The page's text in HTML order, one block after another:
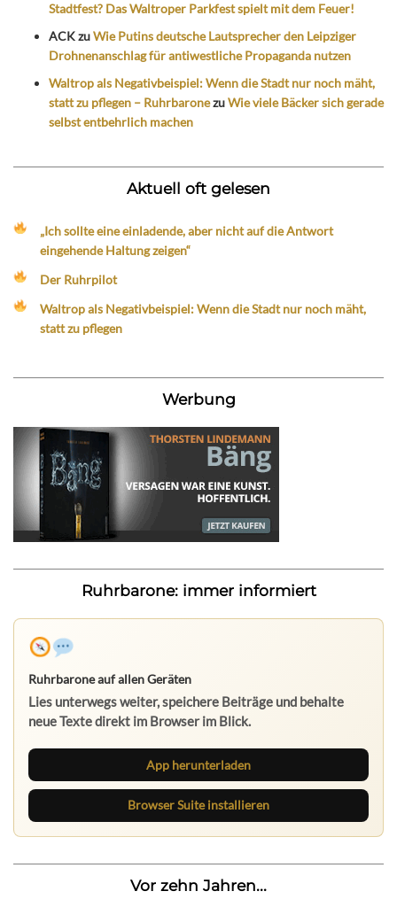
Stadtfest? Das Waltroper Parkfest spielt mit dem Feuer!
ACKzuWie Putins deutsche Lautsprecher den Leipziger
Drohnenanschlag für antiwestliche Propaganda nutzen
Waltrop als Negativbeispiel: Wenn die Stadt nur noch mäht,
statt zu pflegen – RuhrbaronezuWie viele Bäcker sich gerade
selbst entbehrlich machen
Aktuell oft gelesen
„Ich sollte eine einladende, aber nicht auf die Antwort
eingehende Haltung zeigen“
Der Ruhrpilot
Waltrop als Negativbeispiel: Wenn die Stadt nur noch mäht,
statt zu pflegen
Werbung
Ruhrbarone: immer informiert
Ruhrbarone auf allen Geräten
Lies unterwegs weiter, speichere Beiträge und behalte
neue Texte direkt im Browser im Blick.
App herunterladen
Browser Suite installieren
Vor zehn Jahren...